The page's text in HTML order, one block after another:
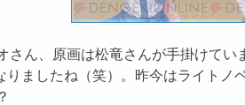
ん、原画は松竜さんが手掛けて
ましたね（笑）。昨今はライト